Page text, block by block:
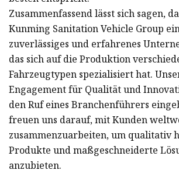
Zusammenfassend lässt sich sagen,
Kunming Sanitation Vehicle Group
zuverlässiges und erfahrenes
das sich auf die Produktion
Fahrzeugtypen spezialisiert hat.
Engagement für Qualität und
den Ruf eines Branchenführers
freuen uns darauf, mit Kunden
zusammenzuarbeiten, um qualitativ
Produkte und maßgeschneiderte
anzubieten.